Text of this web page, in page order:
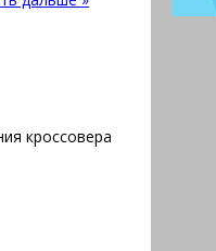
кроссовера